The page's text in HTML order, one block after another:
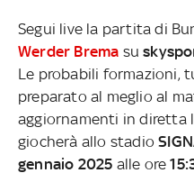
Segui live la partita di
Werder Brema su
Le probabili formazioni,
preparato al meglio al
aggiornamenti in diretta
giocherà allo stadio
gennaio 2025 alle ore